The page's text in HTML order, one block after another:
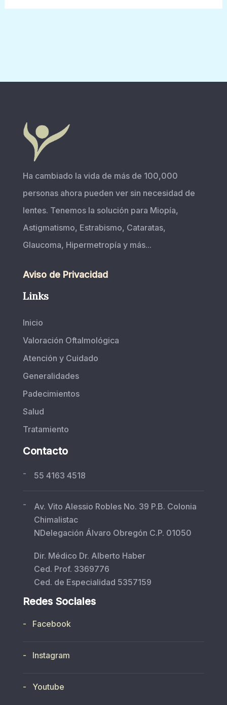
Ha cambiado la vida de más de 100,000
personas ahora pueden ver sin necesidad de
lentes. Tenemos la solución para Miopía,
Astigmatismo, Estrabismo, Cataratas,
Glaucoma, Hipermetropía y más...
Aviso de Privacidad
Links
Inicio
Valoración Oftalmológica
Atención y Cuidado
Generalidades
Padecimientos
Salud
Tratamiento
Contacto
- 55 4163 4518
-
Av. Vito Alessio Robles No. 39 P.B. Colonia
Chimalistac
NDelegación Álvaro Obregón C.P. 01050
Dir. Médico Dr. Alberto Haber
Ced. Prof. 3369776
Ced. de Especialidad 5357159
Redes Sociales
- Facebook
- Instagram
- Youtube